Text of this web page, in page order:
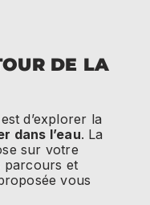
DE LA
d’explorer la
dans l’eau. La
sur votre
parcours et
vous